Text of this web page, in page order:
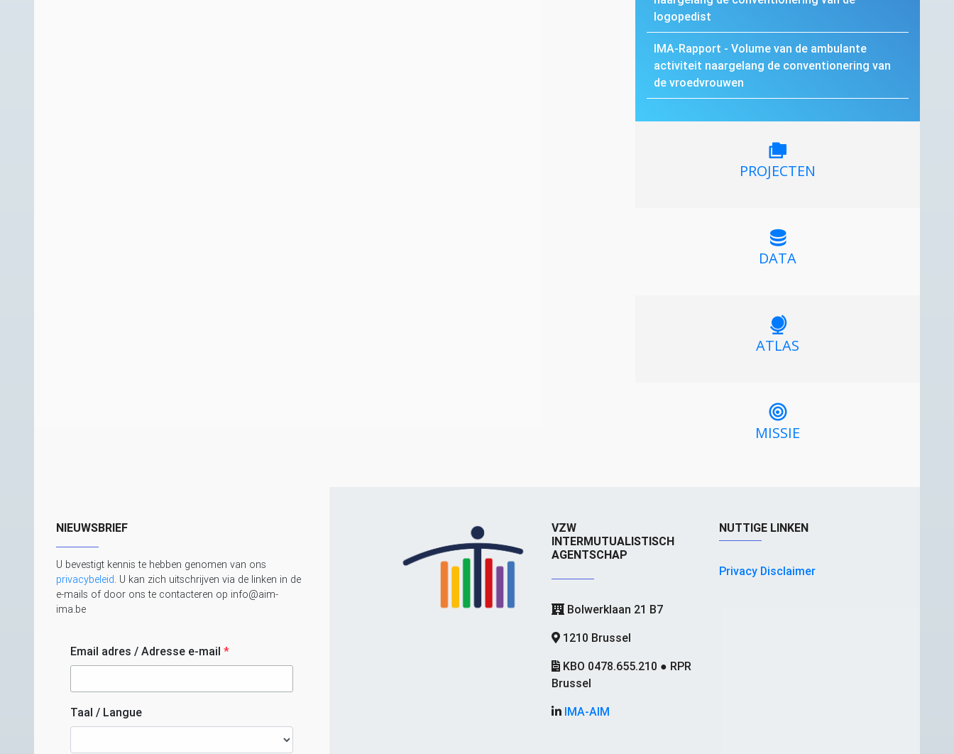
logopedist
IMA-Rapport - Volume van de ambulante
activiteit naargelang de conventionering van
de vroedvrouwen
PROJECTEN
DATA
ATLAS
MISSIE
NIEUWSBRIEF
U bevestigt kennis te hebben genomen van ons
privacybeleid. U kan zich uitschrijven via de linken in de
e-mails of door ons te contacteren op info@aim-
ima.be
Email adres / Adresse e-mail *
Taal / Langue
VZW
INTERMUTUALISTISCH
AGENTSCHAP
Bolwerklaan 21 B7
1210 Brussel
KBO 0478.655.210 ● RPR
Brussel
IMA-AIM
NUTTIGE LINKEN
Privacy Disclaimer